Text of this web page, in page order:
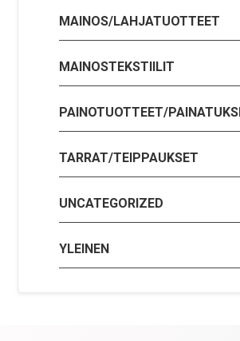
MAINOS/LAHJATUOTTEET
MAINOSTEKSTIILIT
PAINOTUOTTEET/
TARRAT/TEIPPAUKSET
UNCATEGORIZED
YLEINEN